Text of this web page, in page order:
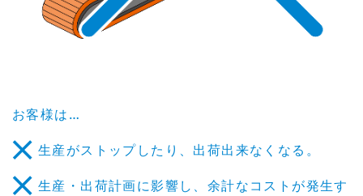
お客様は…
生産がストップしたり、出荷出来なくなる。
生産・出荷計画に影響し、余計なコストが発生す